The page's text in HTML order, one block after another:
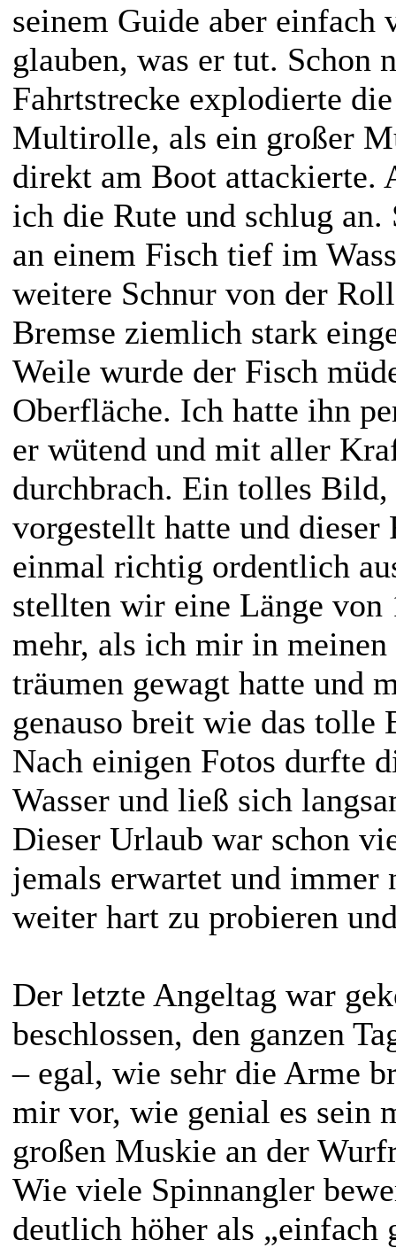
seinem Guide aber einfach
glauben, was er tut. Schon
Fahrtstrecke explodierte
Multirolle, als ein großer
direkt am Boot attackierte.
ich die Rute und schlug
an einem Fisch tief im
weitere Schnur von der
Bremse ziemlich stark
Weile wurde der Fisch
Oberfläche. Ich hatte ihn
er wütend und mit aller
durchbrach. Ein tolles
vorgestellt hatte und dieser
einmal richtig ordentlich
stellten wir eine Länge von
mehr, als ich mir in meinen
träumen gewagt hatte und
genauso breit wie das tolle
Nach einigen Fotos durfte
Wasser und ließ sich
Dieser Urlaub war schon
jemals erwartet und immer
weiter hart zu probieren
Der letzte Angeltag war
beschlossen, den ganzen
– egal, wie sehr die Arme
mir vor, wie genial es sein
großen Muskie an der
Wie viele Spinnangler
deutlich höher als „einfach